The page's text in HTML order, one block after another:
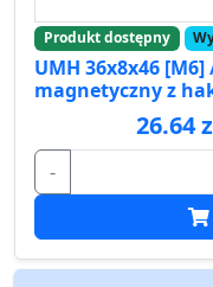
Produkt dostępny
UMH 36x8x46
magnetyczny z
26.64
-